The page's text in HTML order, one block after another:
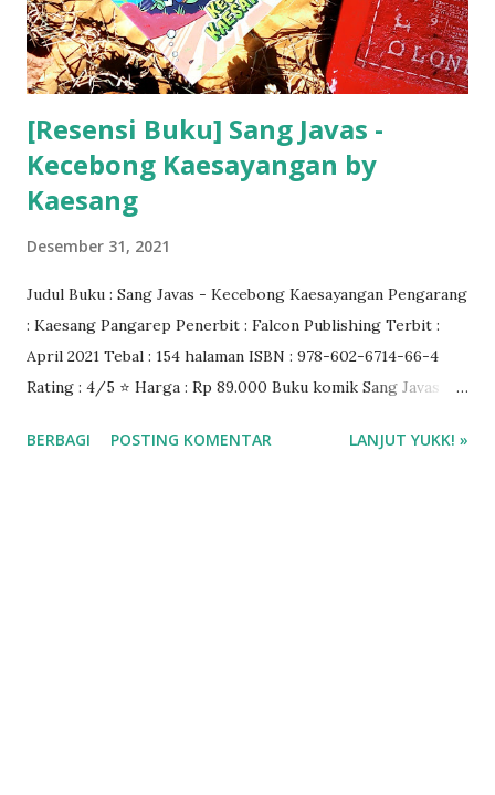
[Resensi Buku] Sang Javas -
Kecebong Kaesayangan by
Kaesang
Desember 31, 2021
Judul Buku : Sang Javas - Kecebong Kaesayangan Pengarang
: Kaesang Pangarep Penerbit : Falcon Publishing Terbit :
April 2021 Tebal : 154 halaman ISBN : 978-602-6714-66-4
Rating : 4/5 ⭐ Harga : Rp 89.000 Buku komik Sang Javas
BERBAGI POSTING KOMENTAR LANJUT YUKK! »